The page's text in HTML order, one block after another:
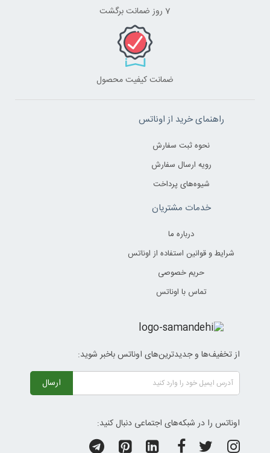
7 روز ضمانت برگشت
ضمانت کیفیت محصول
راهنمای خرید از اوناتس
نحوه ثبت سفارش
رویه ارسال سفارش
شیوه‌های پرداخت
خدمات مشتریان
درباره ما
شرایط و قوانین استفاده از اوناتس
حریم خصوصی
تماس با اوناتس
از تخفیف‌ها و جدیدترین‌های اوناتس باخبر شوید:
ارسال
اوناتس را در شبکه‌های اجتماعی دنبال کنید: